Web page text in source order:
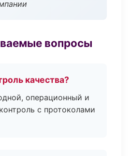
вопросы
качества?
операционный и
с протоколами